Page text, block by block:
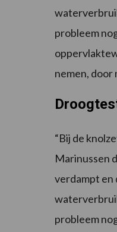
probleem
nemen, door
“Bij de
Marinussen
verdampt en
probleem